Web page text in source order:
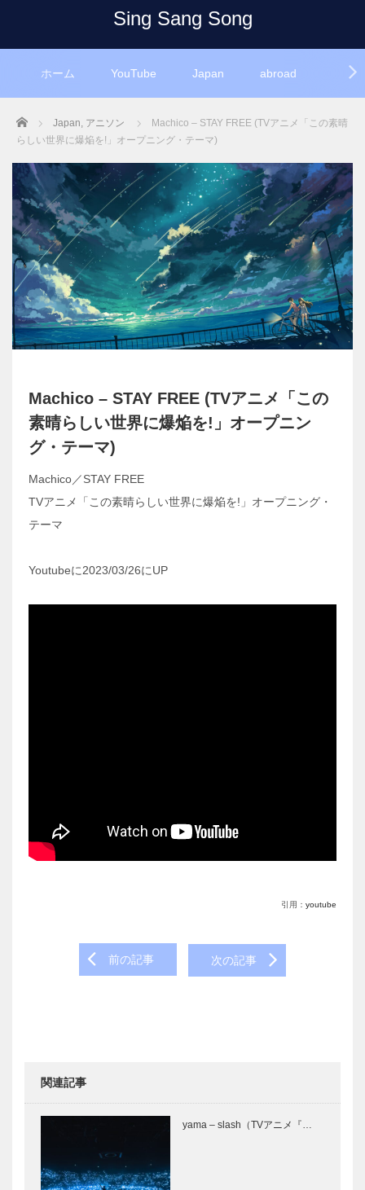
Sing Sang Song
ホーム YouTube Japan abroad
Home Japan, アニソン
Machico – STAY FREE (TVアニメ「この素晴
らしい世界に爆焔を!」オープニング・テーマ)
Machico – STAY FREE (TVアニメ「この
素晴らしい世界に爆焔を!」オープニン
グ・テーマ)
Machico／STAY FREE
TVアニメ「この素晴らしい世界に爆焔を!」オープニング・
テーマ
Youtubeに2023/03/26にUP
引用： youtube
navigation
前の記事 次の記事
関連記事
yama – slash（TVアニメ『…